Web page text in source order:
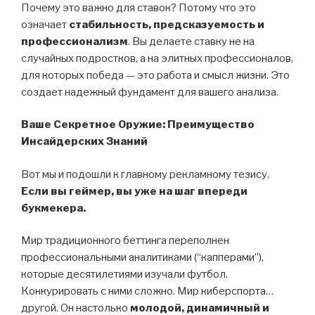
Почему это важно для ставок? Потому что это
означает стабильность, предсказуемость и
профессионализм. Вы делаете ставку не на
случайных подростков, а на элитных профессионалов,
для которых победа — это работа и смысл жизни. Это
создает надежный фундамент для вашего анализа.
Ваше Секретное Оружие: Преимущество
Инсайдерских Знаний
Вот мы и подошли к главному рекламному тезису.
Если вы геймер, вы уже на шаг впереди
букмекера.
Мир традиционного беттинга переполнен
профессиональными аналитиками (“капперами”),
которые десятилетиями изучали футбол.
Конкурировать с ними сложно. Мир киберспорта…
другой. Он настолько молодой, динамичный и